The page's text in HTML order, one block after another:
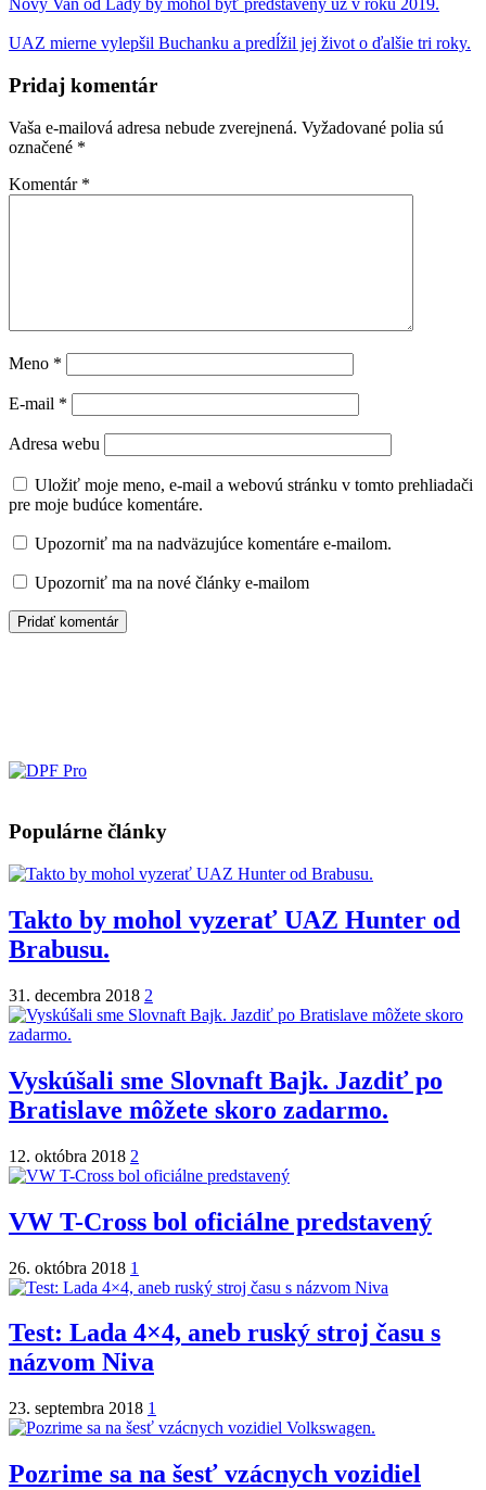
Nový Van od Lady by mohol byť predstavený už v roku 2019.
UAZ mierne vylepšil Buchanku a predĺžil jej život o ďalšie tri roky.
Pridaj komentár
Vaša e-mailová adresa nebude zverejnená. Vyžadované polia sú
označené *
Komentár *
Meno *
E-mail *
Adresa webu
Uložiť moje meno, e-mail a webovú stránku v tomto prehliadači
pre moje budúce komentáre.
Upozorniť ma na nadväzujúce komentáre e-mailom.
Upozorniť ma na nové články e-mailom
Populárne články
Takto by mohol vyzerať UAZ Hunter od
Brabusu.
31. decembra 2018 2
Vyskúšali sme Slovnaft Bajk. Jazdiť po
Bratislave môžete skoro zadarmo.
12. októbra 2018 2
VW T-Cross bol oficiálne predstavený
26. októbra 2018 1
Test: Lada 4×4, aneb ruský stroj času s
názvom Niva
23. septembra 2018 1
Pozrime sa na šesť vzácnych vozidiel